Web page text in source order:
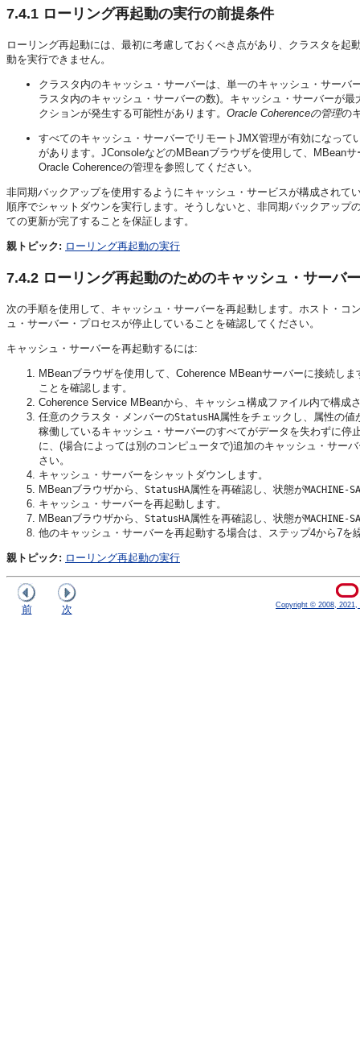
7.4.1 ローリング再起動の実行の前提条件
ローリング再起動には、最初に考慮しておくべき点があり、クラスタを
動を実行できません。
クラスタ内のキャッシュ・サーバーは、単一のキャッシュ・サー
ラスタ内のキャッシュ・サーバーの数)。キャッシュ・サーバーが
クションが発生する可能性があります。 Oracle Coherenceの管理の
すべてのキャッシュ・サーバーでリモートJMX管理が有効になっ
があります。JConsoleなどのMBeanブラウザを使用して、MBean
Oracle Coherenceの管理を参照してください。
非同期バックアップを使用するようにキャッシュ・サービスが構成されて
順序でシャットダウンを実行します。そうしないと、非同期バックアッ
ての更新が完了することを保証します。
親トピック: ローリング再起動の実行
7.4.2 ローリング再起動のためのキャッシュ・サーバ
次の手順を使用して、キャッシュ・サーバーを再起動します。ホスト・
ュ・サーバー・プロセスが停止していることを確認してください。
キャッシュ・サーバーを再起動するには:
MBeanブラウザを使用して、Coherence MBeanサーバーに接続し
ことを確認します。
Coherence Service MBeanから、キャッシュ構成ファイル内で構
任意のクラスタ・メンバーのStatusHA属性をチェックし、属性の値
稼働しているキャッシュ・サーバーのすべてがデータを失わずに停
に、(場合によっては別のコンピュータで)追加のキャッシュ・サー
さい。
キャッシュ・サーバーをシャットダウンします。
MBeanブラウザから、 StatusHA属性を再確認し、状態がMACHINE-
キャッシュ・サーバーを再起動します。
MBeanブラウザから、 StatusHA属性を再確認し、状態がMACHINE-
他のキャッシュ・サーバーを再起動する場合は、ステップ4から7を
親トピック: ローリング再起動の実行
前 次 Copyright © 2008,